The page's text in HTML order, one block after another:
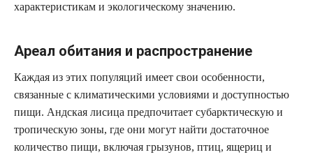
характеристикам и экологическому значению.
Ареал обитания и распространение
Каждая из этих популяций имеет свои особенности,
связанные с климатическими условиями и доступностью
пищи. Андская лисица предпочитает субарктическую и
тропическую зоны, где они могут найти достаточное
количество пищи, включая грызунов, птиц, ящериц и